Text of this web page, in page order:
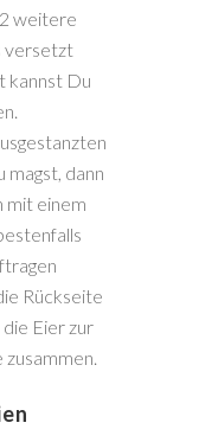
weitere
versetzt
kannst Du
magst, dann
mit einem
Rückseite
Eier zur